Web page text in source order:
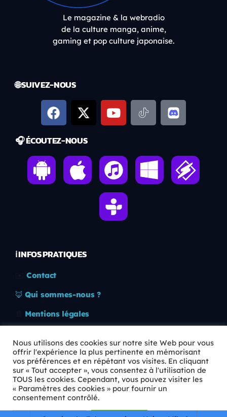
Le magazine & la webradio
de la culture manga, anime,
gaming et pop culture japonaise.
🌐 SUIVEZ-NOUS
🎧 ÉCOUTEZ-NOUS
ℹ️ INFOS PRATIQUES
Contact
🦊 Qui sommes-nous ?
Mentions légales
🛡️ RGPD
Copyright © 2026 Animkids. Tous droits réservés.
Nous utilisons des cookies sur notre site Web pour vous
offrir l'expérience la plus pertinente en mémorisant
vos préférences et en répétant vos visites. En cliquant
sur « Tout accepter », vous consentez à l'utilisation de
TOUS les cookies. Cependant, vous pouvez visiter les
« Paramètres des cookies » pour fournir un
consentement contrôlé.